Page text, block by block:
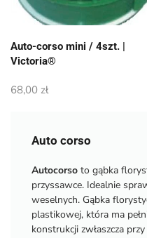
Auto-corso mini / 4szt. |
Victoria®
68,00 zł
Auto corso
Autocorso to gąbka
przyssawce. Idealnie
weselnych. Gąbka
plastikowej, która ma
konstrukcji zwłaszcza